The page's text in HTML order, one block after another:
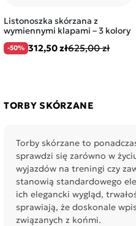
Listonoszka skórzana z
wymiennymi klapami – 3 kolory
-50% 312,50 zł625,00 zł
TORBY SKÓRZANE
Torby skórzane to
sprawdzi się zarówno w
wyjazdów na treningi czy
stanowią standardowego
ich elegancki wygląd,
sprawiają, że doskonale
związanych z końmi.